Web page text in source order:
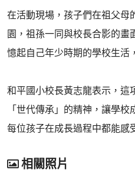
在活動現場，孩子們在祖父母
園，祖孫一同與校長合影的畫
憶起自己年少時期的學校生活
和平國小校長黃志龍表示，這
「世代傳承」的精神，讓學
每位孩子在成長過程中都能感
相關照片